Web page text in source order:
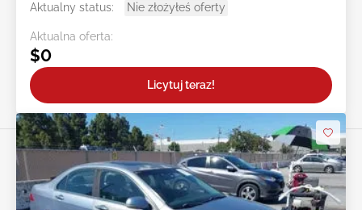
Aktualny status:
Nie złożyłeś oferty
Aktualna oferta:
$0
Licytuj teraz!